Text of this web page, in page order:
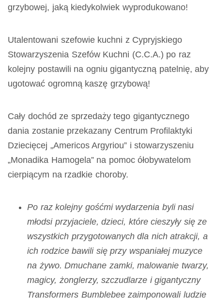
grzybowej, jaką kiedykolwiek wyprodukowano!
Utalentowani szefowie kuchni z Cypryjskiego
Stowarzyszenia Szefów Kuchni (C.C.A.) po raz
kolejny postawili na ogniu gigantyczną patelnię, aby
ugotować ogromną kaszę grzybową!
Cały dochód ze sprzedaży tego gigantycznego
dania zostanie przekazany Centrum Profilaktyki
Dziecięcej „Americos Argyriou” i stowarzyszeniu
„Monadika Hamogela” na pomoc ółobywatelom
cierpiącym na rzadkie choroby.
Po raz kolejny gośćmi wydarzenia byli nasi
młodsi przyjaciele, dzieci, które cieszyły się ze
wszystkich przygotowanych dla nich atrakcji, a
ich rodzice bawili się przy wspaniałej muzyce
na żywo. Dmuchane zamki, malowanie twarzy,
magicy, żonglerzy, szczudlarze i gigantyczny
Transformers Bumblebee zaimponowali ludzie